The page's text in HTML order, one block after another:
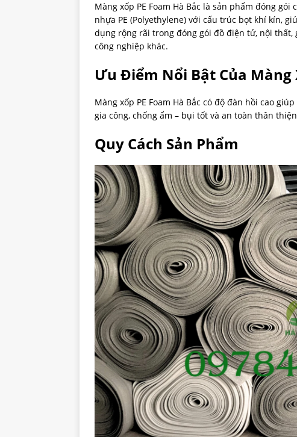
Màng xốp PE Foam Hà Bắc là sản phẩm đóng
nhựa PE (Polyethylene) với cấu trúc bọt khí kín,
dụng rộng rãi trong đóng gói đồ điện tử, nội
công nghiệp khác.
Ưu Điểm Nổi Bật Của Màng
Màng xốp PE Foam Hà Bắc có độ đàn hồi cao
gia công, chống ẩm – bụi tốt và an toàn thân
Quy Cách Sản Phẩm